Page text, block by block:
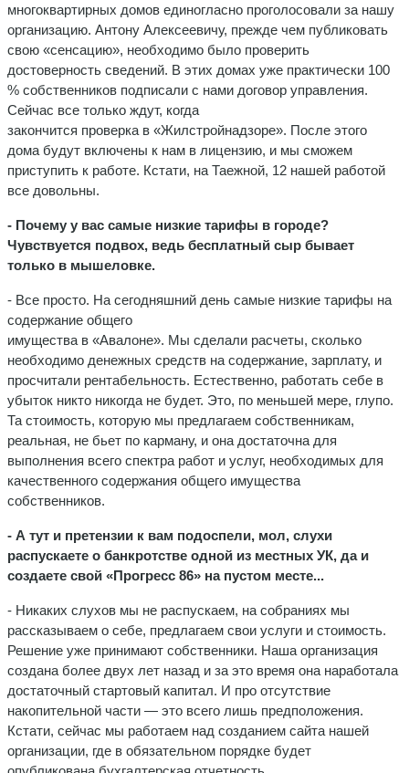
многоквартирных домов единогласно проголосовали за нашу
организацию. Антону Алексеевичу, прежде чем публиковать
свою «сенсацию», необходимо было проверить
достоверность сведений. В этих домах уже практически 100
% собственников подписали с нами договор управления.
Сейчас все только ждут, когда
закончится проверка в «Жилстройнадзоре». После этого
дома будут включены к нам в лицензию, и мы сможем
приступить к работе. Кстати, на Таежной, 12 нашей работой
все довольны.
- Почему у вас самые низкие тарифы в городе?
Чувствуется подвох, ведь бесплатный сыр бывает
только в мышеловке.
- Все просто. На сегодняшний день самые низкие тарифы на
содержание общего
имущества в «Авалоне». Мы сделали расчеты, сколько
необходимо денежных средств на содержание, зарплату, и
просчитали рентабельность. Естественно, работать себе в
убыток никто никогда не будет. Это, по меньшей мере, глупо.
Та стоимость, которую мы предлагаем собственникам,
реальная, не бьет по карману, и она достаточна для
выполнения всего спектра работ и услуг, необходимых для
качественного содержания общего имущества
собственников.
- А тут и претензии к вам подоспели, мол, слухи
распускаете о банкротстве одной из местных УК, да и
создаете свой «Прогресс 86» на пустом месте...
- Никаких слухов мы не распускаем, на собраниях мы
рассказываем о себе, предлагаем свои услуги и стоимость.
Решение уже принимают собственники. Наша организация
создана более двух лет назад и за это время она наработала
достаточный стартовый капитал. И про отсутствие
накопительной части — это всего лишь предположения.
Кстати, сейчас мы работаем над созданием сайта нашей
организации, где в обязательном порядке будет